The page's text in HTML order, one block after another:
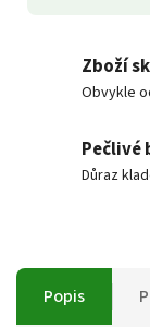
Zboží
Obvykle
Pečlivé
Důraz
Popis